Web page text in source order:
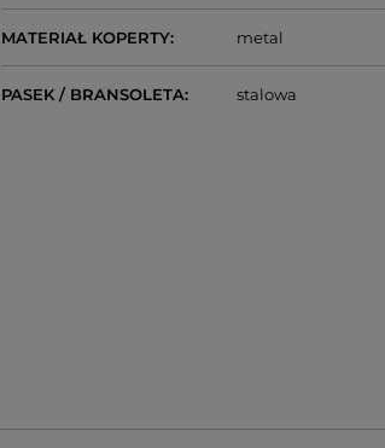
MATERIAŁ KOPERTY metal
PASEK / BRANSOLETA stalowa